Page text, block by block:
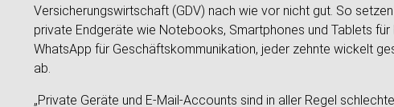
Versicherungswirtschaft (GDV) nach wie vor nicht gut. So
private Endgeräte wie Notebooks, Smartphones und Tablets
WhatsApp für Geschäftskommunikation, jeder zehnte wickelt
ab.
„Private Geräte und E-Mail-Accounts sind in aller Regel